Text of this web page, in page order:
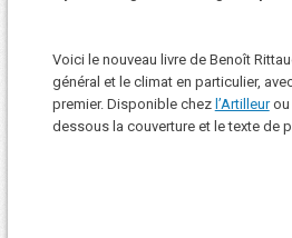
Voici le nouveau livre de Benoît
général et le climat en particulier,
premier. Disponible chez l’Artilleurou
dessous la couverture et le texte de